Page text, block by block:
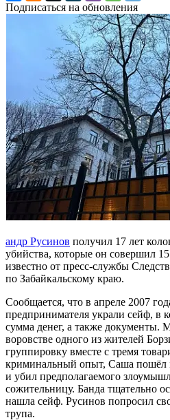
Подписаться на обновления
андр Русинов получил 17 лет
убийства, которые он совершил
известно от пресс-службы
по Забайкальскому краю.
Сообщается, что в апреле 2007
предпринимателя украли сейф, в
сумма денег, а также документы.
воровстве одного из жителей
группировку вместе с тремя
криминальный опыт, Саша пошёл
и убил предполагаемого
сожительницу. Банда тщательно
нашла сейф. Русинов попросил
трупа.